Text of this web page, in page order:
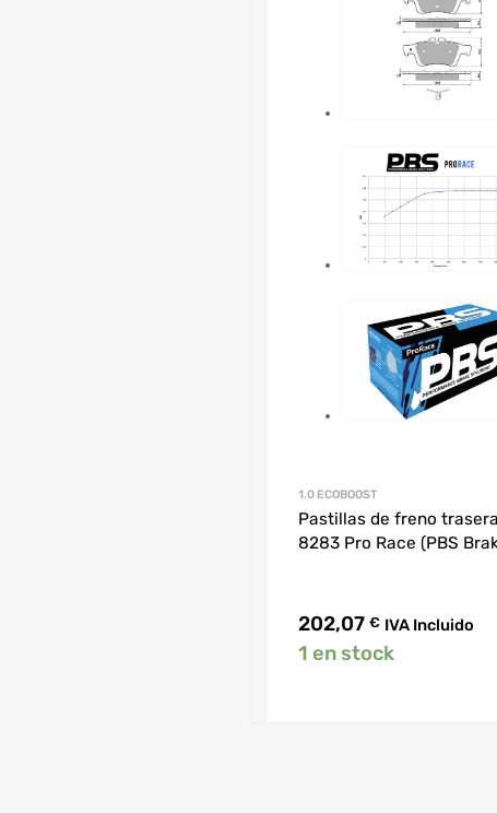
1.0 ECOBOOST
Pastillas de freno
8283 Pro Race (PBS
202,07 € IVA Incluido
1 en stock